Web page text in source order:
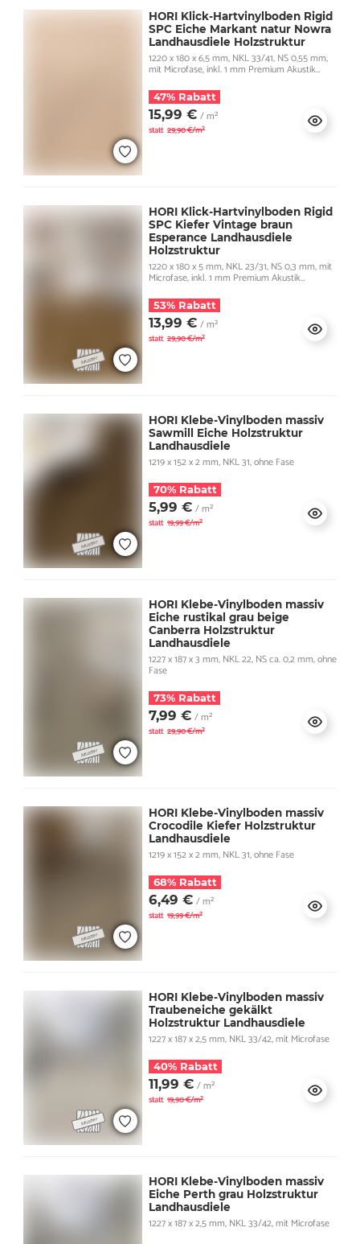
HORI Klick-Hartvinylboden Rigid
SPC Eiche Markant natur Nowra
Landhausdiele Holzstruktur
1220 x 180 x 6,5 mm, NKL 33/41, NS 0,55 mm,
mit Microfase, inkl. 1 mm Premium Akustik
47% Rabatt
15,99 € / m²
statt 29,90 €/m²
HORI Klick-Hartvinylboden Rigid
SPC Kiefer Vintage braun
Esperance Landhausdiele
Holzstruktur
1220 x 180 x 5 mm, NKL 23/31, NS 0,3 mm, mit
Microfase, inkl. 1 mm Premium Akustik
53% Rabatt
13,99 € / m²
statt 29,90 €/m²
HORI Klebe-Vinylboden massiv
Sawmill Eiche Holzstruktur
Landhausdiele
1219 x 152 x 2 mm, NKL 31, ohne Fase
70% Rabatt
5,99 € / m²
statt 19,99 €/m²
HORI Klebe-Vinylboden massiv
Eiche rustikal grau beige
Canberra Holzstruktur
Landhausdiele
1227 x 187 x 3 mm, NKL 22, NS ca. 0,2 mm, ohne
Fase
73% Rabatt
7,99 € / m²
statt 29,90 €/m²
HORI Klebe-Vinylboden massiv
Crocodile Kiefer Holzstruktur
Landhausdiele
1219 x 152 x 2 mm, NKL 31, ohne Fase
68% Rabatt
6,49 € / m²
statt 19,99 €/m²
HORI Klebe-Vinylboden massiv
Traubeneiche gekälkt
Holzstruktur Landhausdiele
1227 x 187 x 2,5 mm, NKL 33/42, mit Microfase
40% Rabatt
11,99 € / m²
statt 19,90 €/m²
HORI Klebe-Vinylboden massiv
Eiche Perth grau Holzstruktur
Landhausdiele
1227 x 187 x 2,5 mm, NKL 33/42, mit Microfase